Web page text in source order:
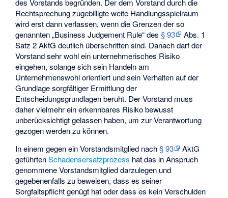
des Vorstands begründen. Der dem Vorstand durch die
Rechtsprechung zugebilligte weite Handlungsspielraum
wird erst dann verlassen, wenn die Grenzen der so
genannten „Business Judgement Rule“ des§ 93
Abs. 1
Satz 2 AktG deutlich überschritten sind. Danach darf der
Vorstand sehr wohl ein unternehmerisches Risiko
eingehen, solange sich sein Handeln am
Unternehmenswohl orientiert und sein Verhalten auf der
Grundlage sorgfältiger Ermittlung der
Entscheidungsgrundlagen beruht. Der Vorstand muss
daher vielmehr ein erkennbares Risiko bewusst
unberücksichtigt gelassen haben, um zur Verantwortung
gezogen werden zu können.
In einem gegen ein Vorstandsmitglied nach§ 93
AktG
geführtenSchadensersatzprozess hat das in Anspruch
genommene Vorstandsmitglied darzulegen und
gegebenenfalls zu beweisen, dass es seiner
Sorgfaltspflicht genügt hat oder dass es kein Verschulden